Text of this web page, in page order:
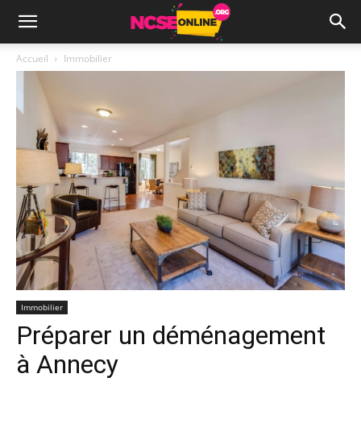
Accueil Immobilier
Immobilier
Préparer un déménagement
à Annecy